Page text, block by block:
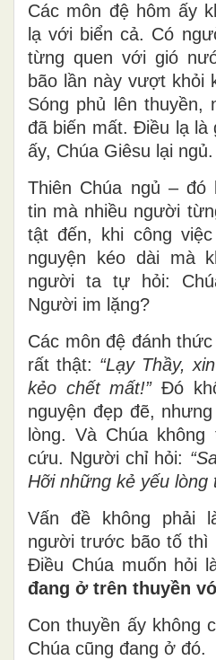
Các môn đệ hôm ấy
lạ với biển cả. Có
từng quen với gió
bão lần này vượt khỏi
Sóng phủ lên thuyền,
đã biến mất. Điều lạ là
ấy, Chúa Giêsu lại ngủ.
Thiên Chúa ngủ – đó
tin mà nhiều người
tật đến, khi công
nguyện kéo dài mà
người ta tự hỏi:
Người im lặng?
Các môn đệ đánh
rất thật: “Lạy Thầy,
kẻo chết mất!”Đó
nguyện đẹp đẽ,
lòng. Và Chúa
cứu. Người chỉ hỏi:
Hỡi những kẻ yếu lòng
Vấn đề không phải
người trước bão tố thì
Điều Chúa muốn hỏi
đang ở trên thuyền
Con thuyền ấy không
Chúa cũng đang ở đó.